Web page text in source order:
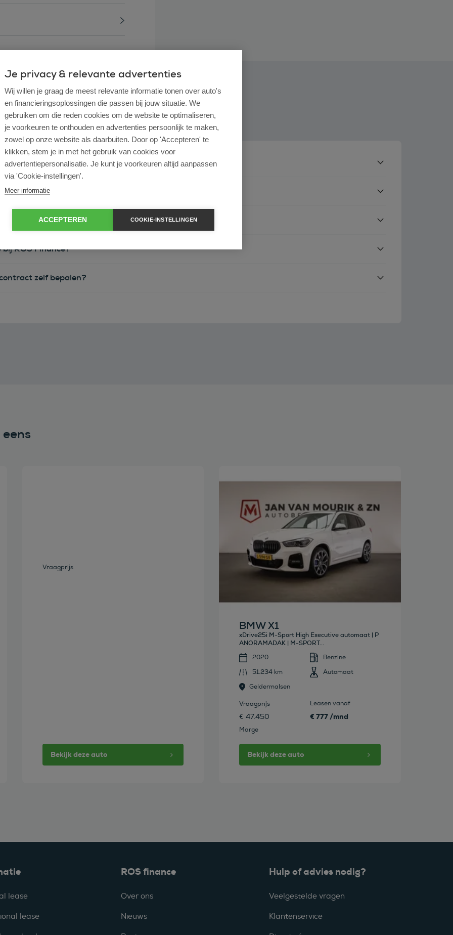
ondernemer?
operational lease?
ROS Finance?
zelf bepalen?
Vraagprijs
Bekijk deze auto
Bekijk deze auto
BMW X1
xDrive25i M-Sport High Executive automaat | P
ANORAMADAK | M-SPORT...
2020
Benzine
51.234 km
Automaat
Geldermalsen
Vraagprijs
€ 47.450
Marge
Leasen vanaf
€ 777 /mnd
Bekijk deze auto
lease
lease
ROS finance
Over ons
Nieuws
Hulp of advies nodig?
Veelgestelde vragen
Klantenservice
Je privacy & relevante advertenties
Wij willen je graag de meest relevante informatie tonen over auto's
en financieringsoplossingen die passen bij jouw situatie. We
gebruiken om die reden cookies om de website te optimaliseren,
je voorkeuren te onthouden en advertenties persoonlijk te maken,
zowel op onze website als daarbuiten. Door op 'Accepteren' te
klikken, stem je in met het gebruik van cookies voor
advertentiepersonalisatie. Je kunt je voorkeuren altijd aanpassen
via 'Cookie-instellingen'.
Meer informatie
ACCEPTEREN COOKIE-INSTELLINGEN